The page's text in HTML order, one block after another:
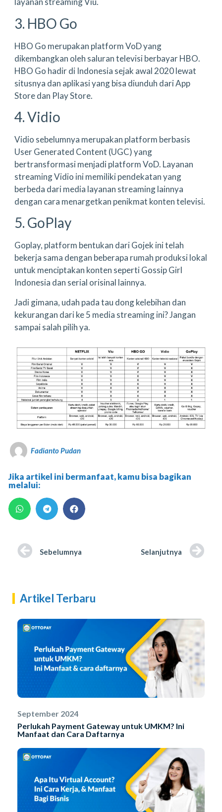
3. HBO Go
HBO Go merupakan platform VoD yang
dikembangkan oleh saluran televisi berbayar HBO.
HBO Go hadir di Indonesia sejak awal 2020 lewat
situsnya dan aplikasi yang bisa diunduh dari App
Store dan Play Store.
4. Vidio
Vidio sebelumnya merupakan platform berbasis
User Generated Content (UGC) yang
bertransformasi menjadi platform VoD. Layanan
streaming Vidio ini memiliki pendekatan yang
berbeda dari media layanan streaming lainnya
dengan cara menargetkan penikmat konten televisi.
5. GoPlay
Goplay, platform bentukan dari Gojek ini telah
bekerja sama dengan beberapa rumah produksi lokal
untuk menciptakan konten seperti Gossip Girl
Indonesia dan serial orisinal lainnya.
Jadi gimana, udah pada tau dong kelebihan dan
kekurangan dari ke 5 media streaming ini? Jangan
sampai salah pilih ya.
Fadianto Pudan
Jika artikel ini bermanfaat, kamu bisa bagikan
melalui:
Sebelumnya Selanjutnya
Artikel Terbaru
September 2024
Perlukah Payment Gateway untuk UMKM? Ini
Manfaat dan Cara Daftarnya